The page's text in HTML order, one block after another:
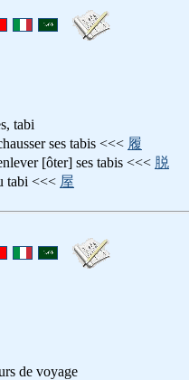
tabi
ses tabis <<< 履
[ôter] ses tabis <<< 脱
tabi <<< 屋
de voyage